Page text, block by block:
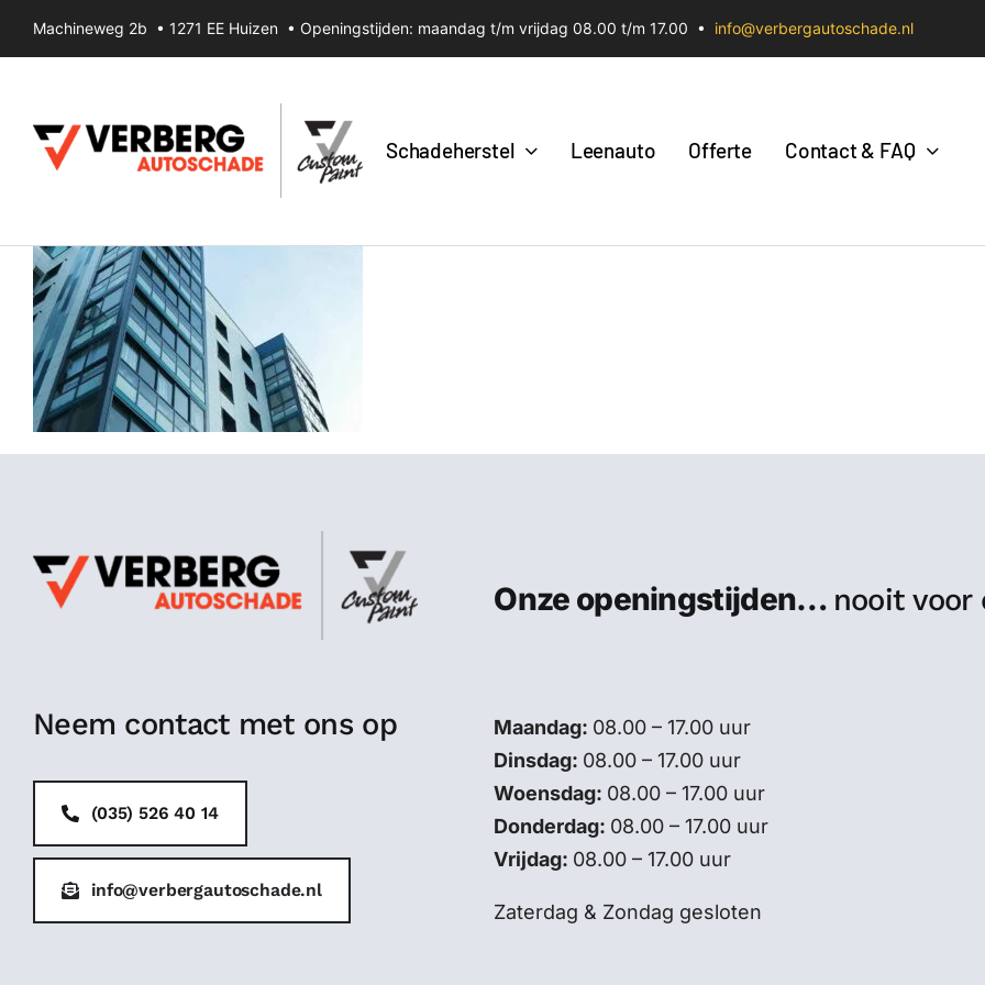
Machineweg 2b • 1271 EE Huizen • Openingstijden: maandag t/m vrijdag 08.00 t/m 17.00 • info@verbergautoschade.nl
Schadeherstel Leenauto Offerte Contact & FAQ
Neem contact met ons op
(035) 526 40 14
info@verbergautoschade.nl
Onze openingstijden… nooit voor
Maandag: 08.00 – 17.00 uur
Dinsdag: 08.00 – 17.00 uur
Woensdag: 08.00 – 17.00 uur
Donderdag: 08.00 – 17.00 uur
Vrijdag: 08.00 – 17.00 uur
Zaterdag & Zondag gesloten